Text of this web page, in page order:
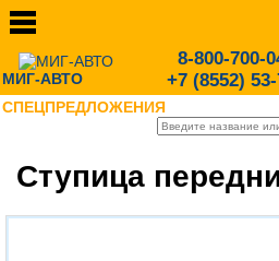
МИГ-АВТО
8-800-700-
+7 (8552)
СПЕЦПРЕДЛОЖЕНИЯ
Ступица